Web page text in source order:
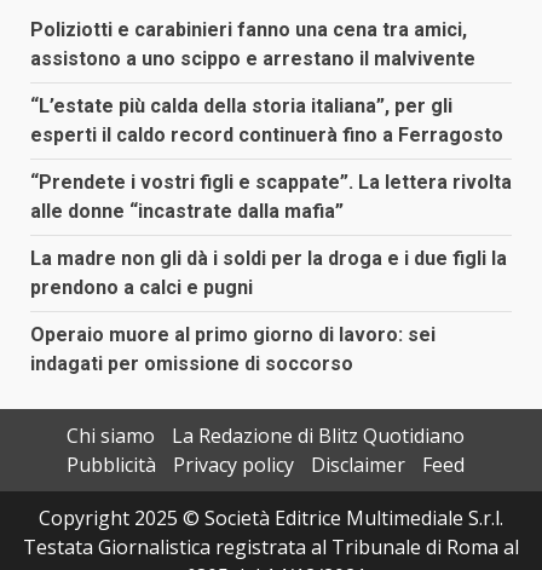
Poliziotti e carabinieri fanno una cena tra amici,
assistono a uno scippo e arrestano il malvivente
“L’estate più calda della storia italiana”, per gli
esperti il caldo record continuerà fino a Ferragosto
“Prendete i vostri figli e scappate”. La lettera rivolta
alle donne “incastrate dalla mafia”
La madre non gli dà i soldi per la droga e i due figli la
prendono a calci e pugni
Operaio muore al primo giorno di lavoro: sei
indagati per omissione di soccorso
Chi siamo
La Redazione di Blitz Quotidiano
Pubblicità
Privacy policy Disclaimer
Feed
Copyright 2025 © Società Editrice Multimediale S.r.l.
Testata Giornalistica registrata al Tribunale di Roma al